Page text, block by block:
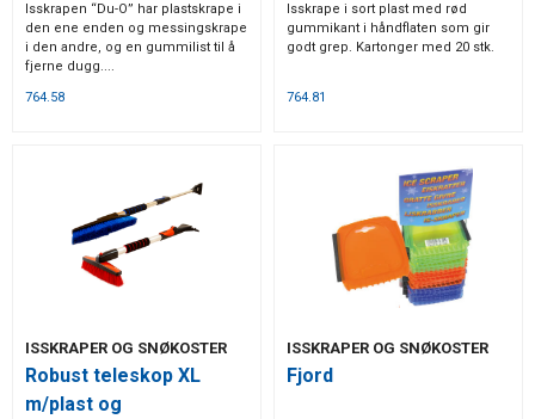
Isskrapen “Du-O” har plastskrape i
den ene enden og messingskrape
i den andre, og en gummilist til å
fjerne dugg....
764.58
Isskrape i sort plast med rød
gummikant i håndflaten som gir
godt grep. Kartonger med 20 stk.
764.81
ISSKRAPER OG SNØKOSTER
Robust teleskop XL
m/plast og
ISSKRAPER OG SNØKOSTER
Fjord